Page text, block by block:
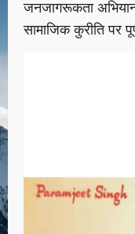
जनजागरूकता
सामाजिक कुरीति पर